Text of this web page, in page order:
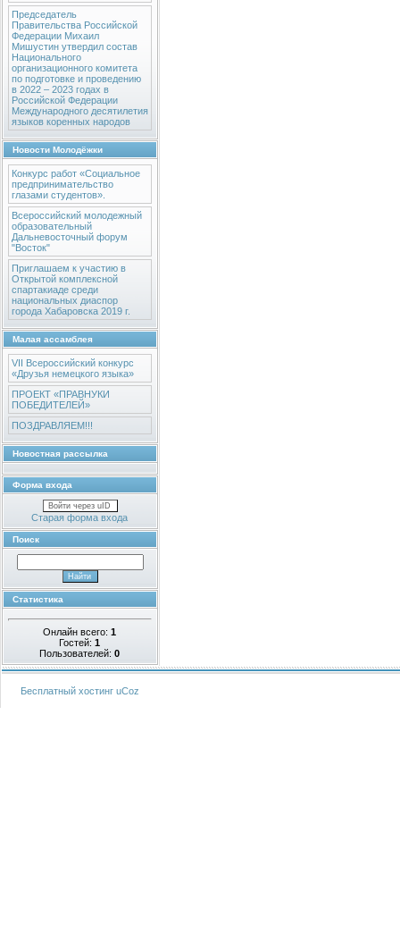
Председатель
Правительства Российской
Федерации Михаил
Мишустин утвердил состав
Национального
организационного комитета
по подготовке и проведению
в 2022 – 2023 годах в
Российской Федерации
Международного десятилетия
языков коренных народов
Новости Молодёжки
Конкурс работ «Социальное
предпринимательство
глазами студентов».
Всероссийский молодежный
образовательный
Дальневосточный форум
"Восток"
Приглашаем к участию в
Открытой комплексной
спартакиаде среди
национальных диаспор
города Хабаровска 2019 г.
Малая ассамблея
VII Всероссийский конкурс
«Друзья немецкого языка»
ПРОЕКТ «ПРАВНУКИ
ПОБЕДИТЕЛЕЙ»
ПОЗДРАВЛЯЕМ!!!
Новостная рассылка
Форма входа
Войти через uID
Старая форма входа
Поиск
Статистика
Онлайн всего:1
Гостей:1
Пользователей:0
Бесплатный хостинг uCoz